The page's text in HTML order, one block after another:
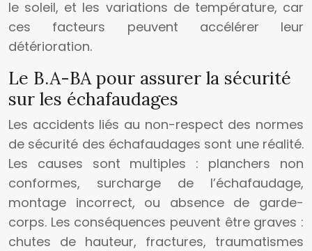
le soleil, et les variations de température, car
ces facteurs peuvent accélérer leur
détérioration.
Le B.A-BA pour assurer la sécurité
sur les échafaudages
Les accidents liés au non-respect des normes
de sécurité des échafaudages sont une réalité.
Les causes sont multiples : planchers non
conformes, surcharge de l’échafaudage,
montage incorrect, ou absence de garde-
corps. Les conséquences peuvent être graves :
chutes de hauteur, fractures, traumatismes